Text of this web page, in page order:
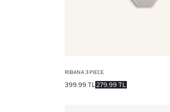
RIBANA 3 PIECE
279.99 TL
399.99 TL